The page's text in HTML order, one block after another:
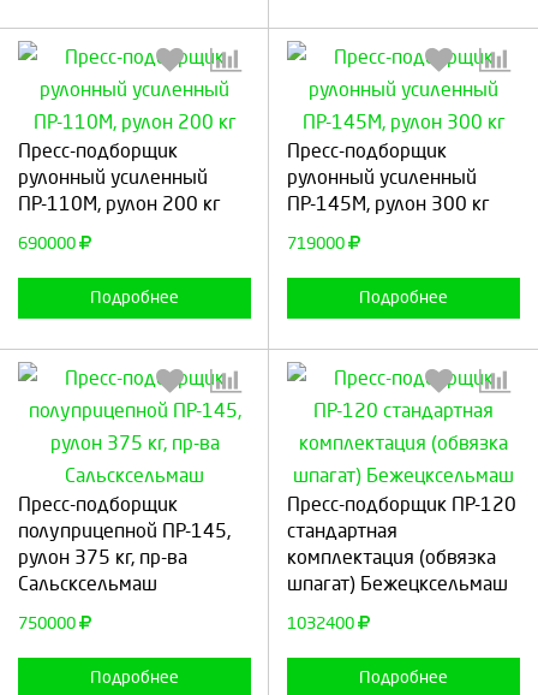
Пресс-подборщик
рулонный усиленный
ПР-110М, рулон 200 кг
690000
Подробнее
Выберите количество:
Продолжить
Пресс-подборщик
рулонный усиленный
ПР-145М, рулон 300 кг
719000
Подробнее
Выберите количество:
Продолжить
Пресс-подборщик
полуприцепной ПР-145,
рулон 375 кг, пр-ва
Сальсксельмаш
750000
Подробнее
Выберите количество:
Продолжить
Пресс-подборщик ПР-120
стандартная
комплектация (обвязка
шпагат) Бежецксельмаш
1032400
Подробнее
Выберите количество:
Продолжить Отмена